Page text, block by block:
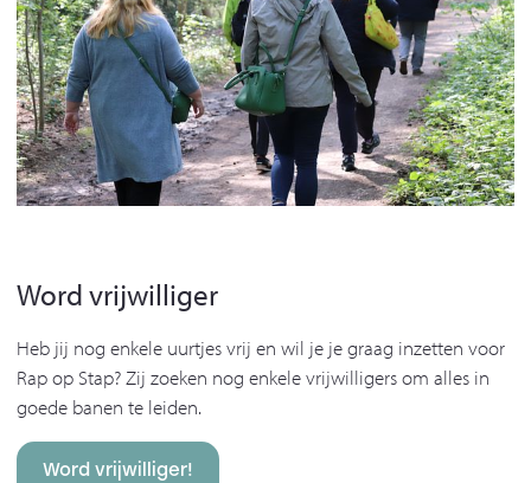
Word vrijwilliger
Heb jij nog enkele uurtjes vrij en wil je je graag inzetten voor
Rap op Stap? Zij zoeken nog enkele vrijwilligers om alles in
goede banen te leiden.
Word vrijwilliger!